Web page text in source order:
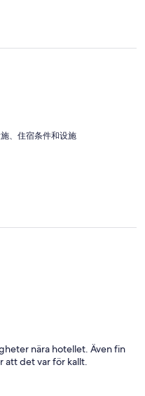
、住宿条件和设施
nära hotellet. Även fin
att det var för kallt.